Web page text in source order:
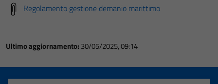
Regolamento gestione demanio marittimo
Ultimo aggiornamento: 30/05/2025, 09:14